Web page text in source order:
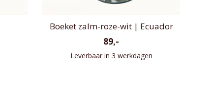
Boeket zalm-roze-wit | Ecuador
89,-
Leverbaar in 3 werkdagen